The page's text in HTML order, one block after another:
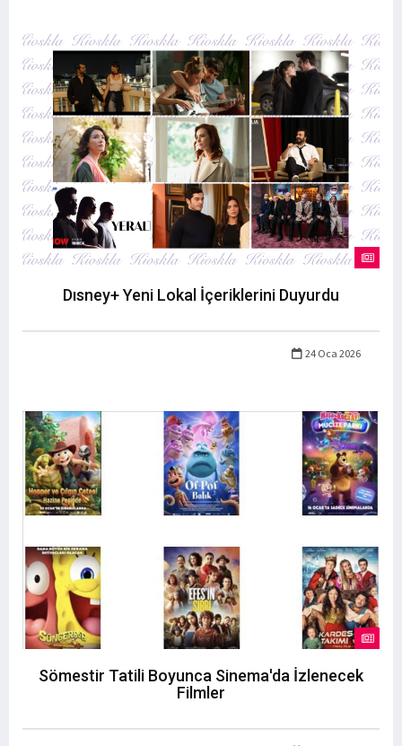
Dısney+ Yeni Lokal İçeriklerini Duyurdu
24 Oca 2026
Sömestir Tatili Boyunca Sinema'da İzlenecek
Filmler